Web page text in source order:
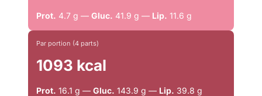
Prot. 4.7 g — Gluc. 41.9 g — Lip. 11.6 g
Par portion (4 parts)
1093 kcal
Prot. 16.1 g — Gluc. 143.9 g — Lip. 39.8 g